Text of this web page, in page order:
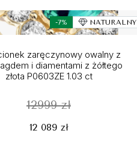
-7% NATURALNY
zaręczynowy owalny z
i diamentami z żółtego
złota P0603ZE 1.03 ct
12999 zł
12 089 zł